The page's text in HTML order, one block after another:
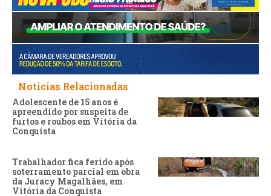
Noticias Relacionadas
Adolescente de 15 anos é
apreendido por suspeita de
furtos e roubos em Vitória da
Conquista
Trabalhador fica ferido após
soterramento parcial em obra
da Juracy Magalhães, em
Vitória da Conquista